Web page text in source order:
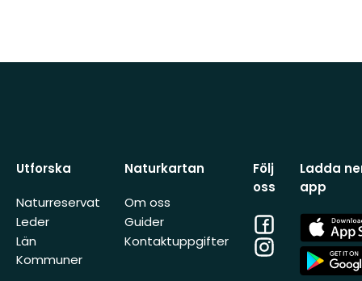
Utforska
Naturreservat
Leder
Län
Kommuner
Naturkartan
Om oss
Guider
Kontaktuppgifter
Följ
oss
Facebook
Instagram
Ladda
app
App
Store
App
Store